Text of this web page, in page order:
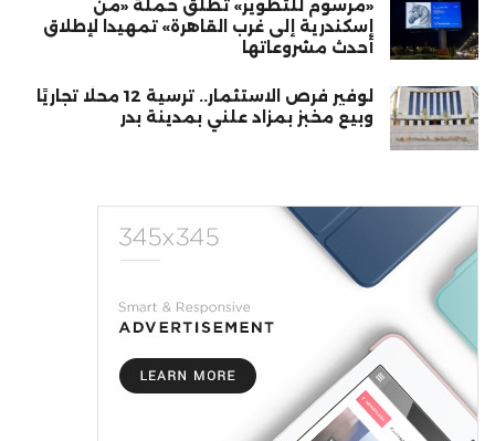
«مرسوم للتطوير» تطلق حملة «من
إسكندرية إلى غرب القاهرة» تمهيدا لإطلاق
أحدث مشروعاتها
لوفير فرص الاستثمار.. ترسية 12 محلًا تجاريًا
وبيع مخبز بمزاد علني بمدينة بدر